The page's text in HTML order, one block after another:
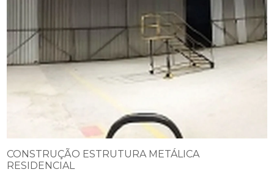
CONSTRUÇÃO ESTRUTURA METÁLICA
RESIDENCIAL